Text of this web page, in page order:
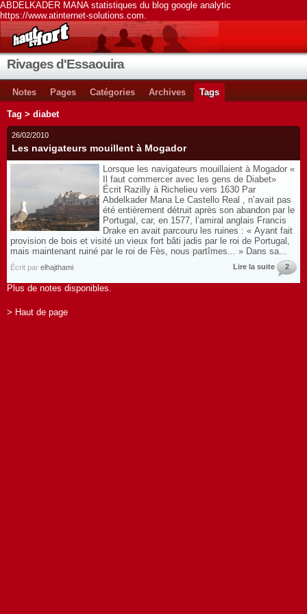
ABDELKADER MANA statistiques du blog google analytic
https://www.atinternet-solutions.com.
Rivages d'Essaouira
Notes Pages Catégories Archives Tags
Tag > diabet
26/02/2010
Les navigateurs mouillent à Mogador
Lorsque les navigateurs mouillaient à Mogador «
Il faut commercer avec les gens de Diabet»
Écrit Razilly à Richelieu vers 1630 Par
Abdelkader Mana Le Castello Real , n’avait pas
été entièrement détruit après son abandon par le
Portugal, car, en 1577, l’amiral anglais Francis
Drake en avait parcouru les ruines : « Ayant fait
provision de bois et visité un vieux fort bâti jadis par le roi de Portugal,
mais maintenant ruiné par le roi de Fès, nous partîmes... » Dans sa...
Écrit par elhajthami Lire la suite 2
Plus de notes disponibles.
> Haut de page